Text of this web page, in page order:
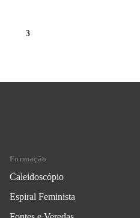
3
Formação
Caleidoscópio
Espiral Feminista